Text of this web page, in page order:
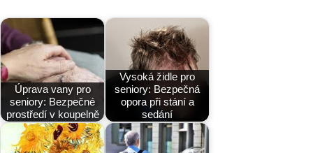
Úprava vany pro
seniory: Bezpečné
prostředí v koupelně
Vysoká židle pro
seniory: Bezpečná
opora při stání a
sedání